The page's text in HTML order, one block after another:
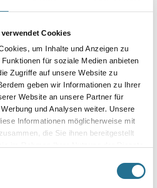
Cookies
um Inhalte und Anzeigen zu
für soziale Medien anbieten
Zugriffe auf unsere Website zu
geben wir Informationen zu Ihrer
Website an unsere Partner für
und Analysen weiter. Unsere
Informationen möglicherweise mit
die Sie ihnen bereitgestellt